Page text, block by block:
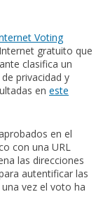
Voting
gratuito que
clasifica un
privacidad y
en este
en el
con una URL
las direcciones
autentificar las
vez el voto ha